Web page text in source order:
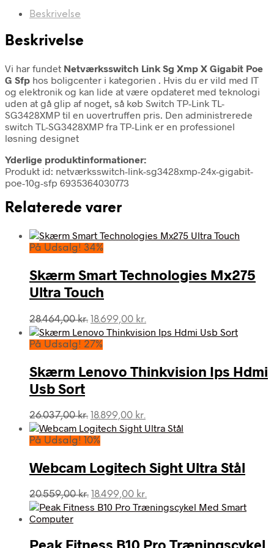
Beskrivelse
Beskrivelse
Vi har fundet Netværksswitch Link Sg Xmp X Gigabit Poe
G Sfp hos boligcenter i kategorien . Hvis du er vild med IT
og elektronik og kan lide at være opdateret med teknologi
uden at gå glip af noget, så køb Switch TP-Link TL-
SG3428XMP til en uovertruffen pris. Den administrerede
switch TL-SG3428XMP fra TP-Link er en professionel
løsning designet
Yderlige produktinformationer:
Produkt id: netværksswitch-link-sg3428xmp-24x-gigabit-
poe-10g-sfp 6935364030773
Relaterede varer
På Udsalg! 34%
Skærm Smart Technologies Mx275
Ultra Touch
28.464,00kr. Den
oprindelige
pris
28.464,00 kr..
18.699,00 kr.
aktuelle
18.699,00 kr..
På Udsalg! 27%
Skærm Lenovo Thinkvision Ips Hdmi
Usb Sort
26.037,00kr. Den
oprindelige
pris
26.037,00 kr..
18.899,00 kr.
aktuelle
18.899,00 kr..
På Udsalg! 10%
Webcam Logitech Sight Ultra Stål
20.559,00kr. Den
oprindelige
20.559,00 kr..
18.499,00 kr.
aktuelle
18.499,00 kr..
Peak Fitness B10 Pro Træningscykel